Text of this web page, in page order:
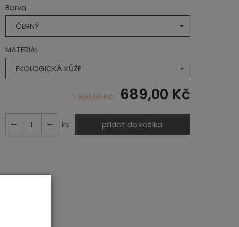
Barva
ČERNÝ
MATERIÁL
EKOLOGICKÁ KŮŽE
1 590,00 Kč 689,00 Kč
ks přidat do košíka